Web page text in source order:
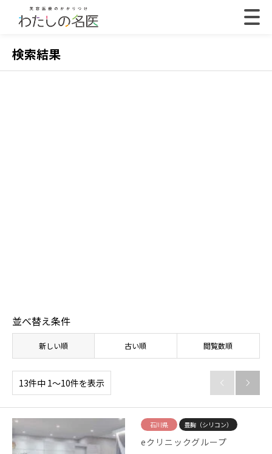
検索結果
並べ替え条件
新しい順 古い順 閲覧数順
13件中 1〜10件を表示  
石川県 豊胸（シリコン）
eクリニックグループ